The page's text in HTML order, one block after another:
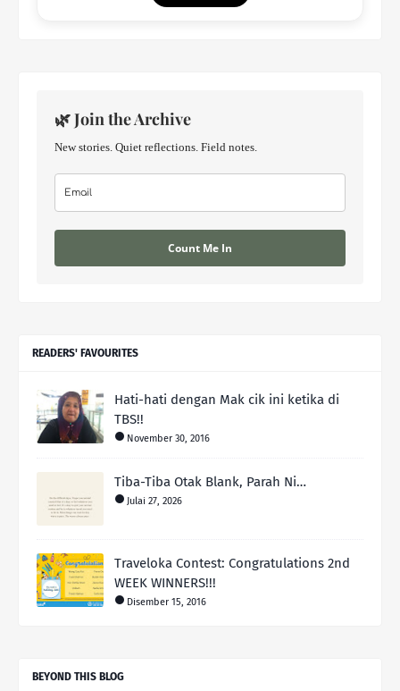
🌿 Join the Archive
New stories. Quiet reflections. Field notes.
Count Me In
READERS' FAVOURITES
Hati-hati dengan Mak cik ini ketika di
TBS!!
November 30, 2016
Tiba-Tiba Otak Blank, Parah Ni…
Julai 27, 2026
Traveloka Contest: Congratulations 2nd
WEEK WINNERS!!!
Disember 15, 2016
BEYOND THIS BLOG